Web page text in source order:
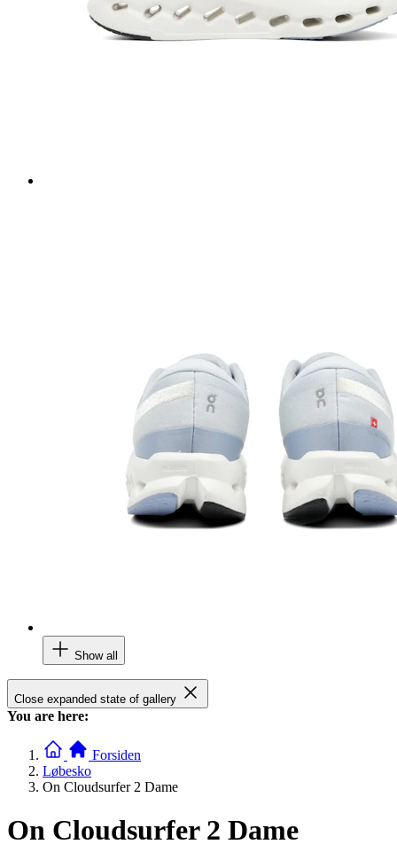
Show all
Close expanded state of gallery
You are here:
Forsiden
Løbesko
On Cloudsurfer 2 Dame
On Cloudsurfer 2 Dame